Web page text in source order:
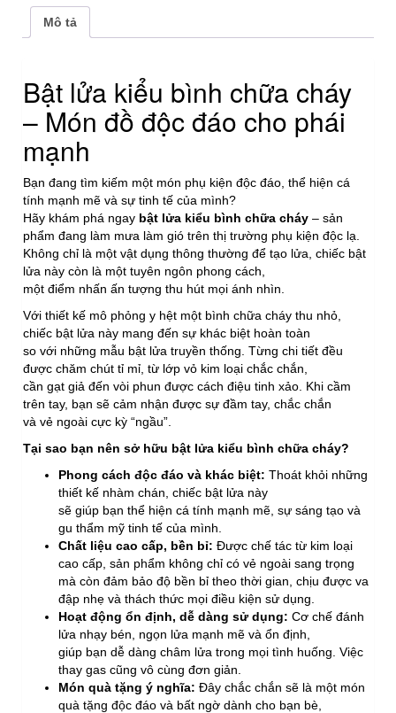
Mô tả
Bật lửa kiểu bình chữa cháy
– Món đồ độc đáo cho phái
mạnh
Bạn đang tìm kiếm một món phụ kiện độc đáo, thể hiện cá
tính mạnh mẽ và sự tinh tế của mình?
Hãy khám phá ngay bật lửa kiểu bình chữa cháy – sản
phẩm đang làm mưa làm gió trên thị trường phụ kiện độc lạ.
Không chỉ là một vật dụng thông thường để tạo lửa, chiếc bật
lửa này còn là một tuyên ngôn phong cách,
một điểm nhấn ấn tượng thu hút mọi ánh nhìn.
Với thiết kế mô phỏng y hệt một bình chữa cháy thu nhỏ,
chiếc bật lửa này mang đến sự khác biệt hoàn toàn
so với những mẫu bật lửa truyền thống. Từng chi tiết đều
được chăm chút tỉ mỉ, từ lớp vỏ kim loại chắc chắn,
cần gạt giả đến vòi phun được cách điệu tinh xảo. Khi cầm
trên tay, bạn sẽ cảm nhận được sự đầm tay, chắc chắn
và vẻ ngoài cực kỳ “ngầu”.
Tại sao bạn nên sở hữu bật lửa kiểu bình chữa cháy?
Phong cách độc đáo và khác biệt: Thoát khỏi những
thiết kế nhàm chán, chiếc bật lửa này
sẽ giúp bạn thể hiện cá tính mạnh mẽ, sự sáng tạo và
gu thẩm mỹ tinh tế của mình.
Chất liệu cao cấp, bền bỉ: Được chế tác từ kim loại
cao cấp, sản phẩm không chỉ có vẻ ngoài sang trọng
mà còn đảm bảo độ bền bỉ theo thời gian, chịu được va
đập nhẹ và thách thức mọi điều kiện sử dụng.
Hoạt động ổn định, dễ dàng sử dụng: Cơ chế đánh
lửa nhạy bén, ngọn lửa mạnh mẽ và ổn định,
giúp bạn dễ dàng châm lửa trong mọi tình huống. Việc
thay gas cũng vô cùng đơn giản.
Món quà tặng ý nghĩa: Đây chắc chắn sẽ là một món
quà tặng độc đáo và bất ngờ dành cho bạn bè,